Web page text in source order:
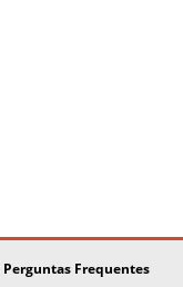
Perguntas Frequentes